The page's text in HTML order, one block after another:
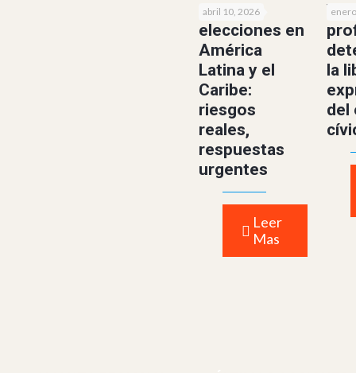
abril 10, 2026
IA y
elecciones en
América
Latina y el
Caribe:
riesgos
reales,
respuestas
urgentes
Leer
Mas
la
del